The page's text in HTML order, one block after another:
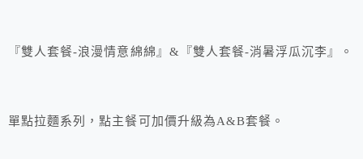
『雙人套餐-浪漫情意綿綿』&『雙人套餐-消暑浮瓜沉李』。
單點拉麵系列，點主餐可加價升級為A&B套餐。